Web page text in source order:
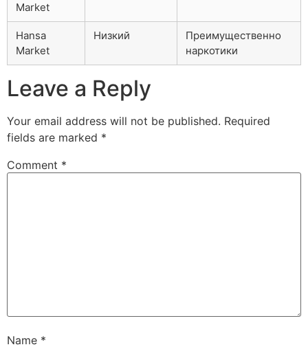
Market
Hansa
Market
Низкий
Преимущественно
наркотики
Leave a Reply
Your email address will not be published. Required
fields are marked *
Comment *
Name *